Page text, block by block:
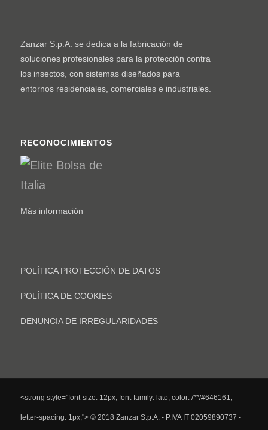
Zanzar S.p.A. se dedica a la fabricación de
soluciones profesionales para la protección contra
los insectos, con sistemas diseñados para
entornos residenciales, comerciales e industriales.
RECONOCIMIENTOS
Más información
POLÍTICA PROTECCIÓN DE DATOS
POLÍTICA DE COOKIES
DENUNCIA DE IRREGULARIDADES
<strong style="font-size: 12px; font-family: lato; color: /**/#646161;
letter-spacing: 1px;"> © 2018 Zanzar S.p.A. - P.IVA IT 02059890737 -